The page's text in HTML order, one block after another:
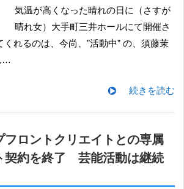
気温が高くなった晴れの日に（さすが
晴れ女）大手町三井ホールにて開催さ
れるのは、今尚、”活動中” の、須藤茉
…
続きを読む
フロントクリエイトとの専属
契約を終了 芸能活動は継続